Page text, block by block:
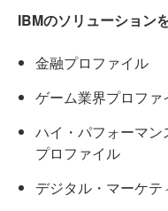
IBMのソリューション
金融プロファイル
ゲーム業界プロファ
ハイ・パフォーマン
プロファイル
デジタル・マーケ